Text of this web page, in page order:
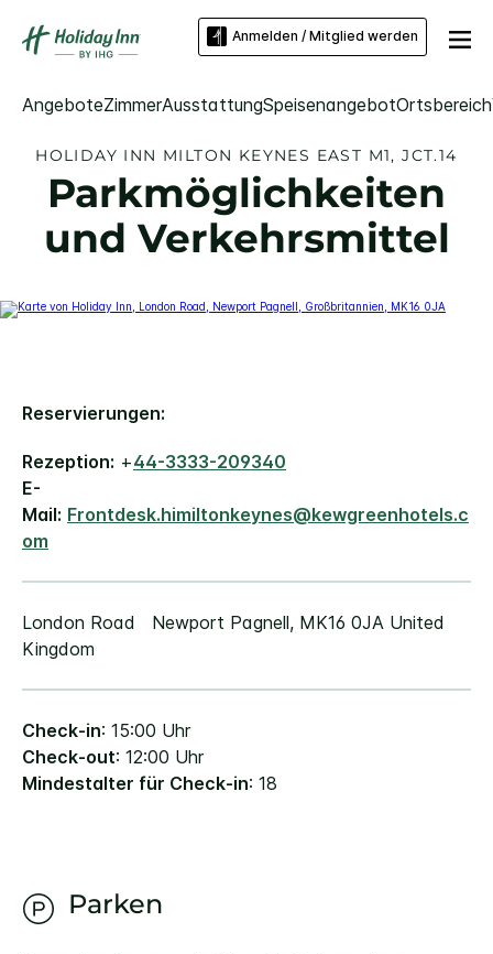
Anmelden / Mitglied werden
AngeboteZimmerAusstattungSpeisenangebotOrtsbereich
HOLIDAY INN MILTON KEYNES EAST M1, JCT.14
Parkmöglichkeiten
und Verkehrsmittel
Reservierungen:
Rezeption: +44-3333-209340
E-
Mail: Frontdesk.himiltonkeynes@kewgreenhotels.c
om
London Road Newport Pagnell, MK16 0JA United
Kingdom
Check-in: 15:00 Uhr
Check-out: 12:00 Uhr
Mindestalter für Check-in: 18
Parken